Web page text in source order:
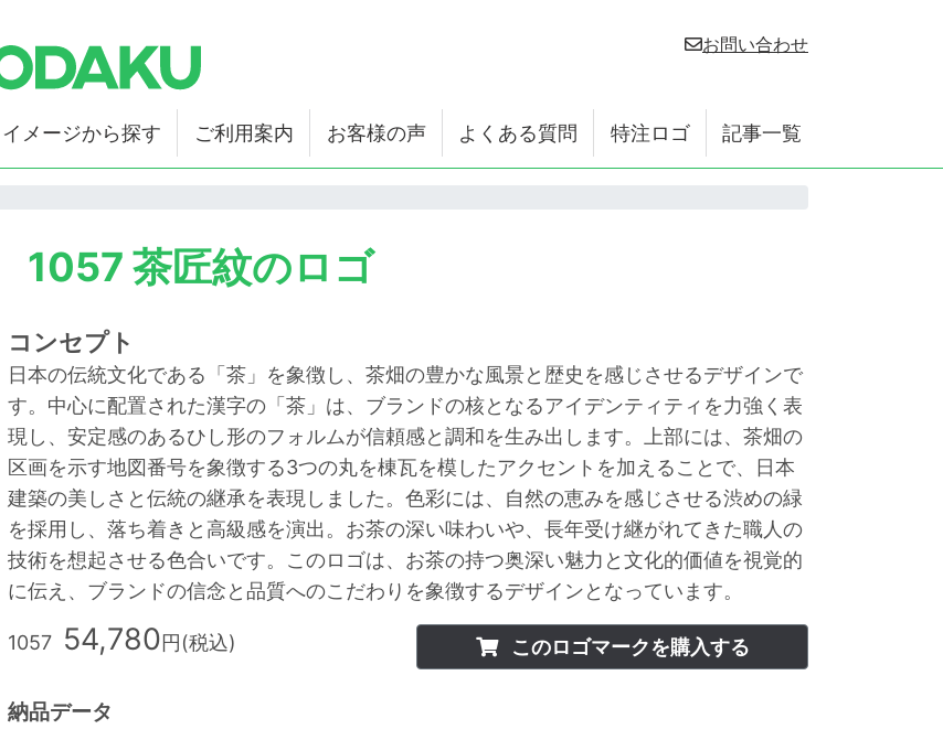
お問い合わせ
イメージから探す ご利用案内 お客様の声 よくある質問 特注ロゴ 記事一覧
1057 茶匠紋のロゴ
コンセプト
日本の伝統文化である「茶」を象徴し、茶畑の豊かな風景と歴史を感じさせるデザインで
す。中心に配置された漢字の「茶」は、ブランドの核となるアイデンティティを力強く表
現し、安定感のあるひし形のフォルムが信頼感と調和を生み出します。上部には、茶畑の
区画を示す地図番号を象徴する3つの丸を棟瓦を模したアクセントを加えることで、日本
建築の美しさと伝統の継承を表現しました。色彩には、自然の恵みを感じさせる渋めの緑
を採用し、落ち着きと高級感を演出。お茶の深い味わいや、長年受け継がれてきた職人の
技術を想起させる色合いです。このロゴは、お茶の持つ奥深い魅力と文化的価値を視覚的
に伝え、ブランドの信念と品質へのこだわりを象徴するデザインとなっています。
1057 54,780円(税込) このロゴマークを購入する
納品データ